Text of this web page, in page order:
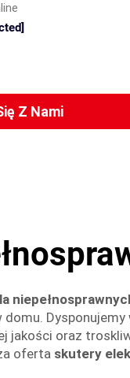
Z Nami
jakości oraz
oferta skutery